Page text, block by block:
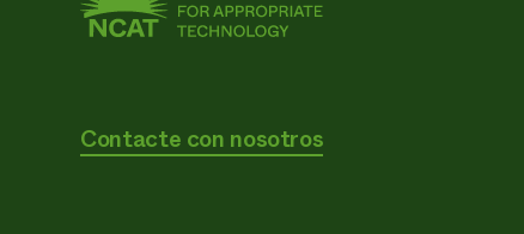
Contacte con nosotros